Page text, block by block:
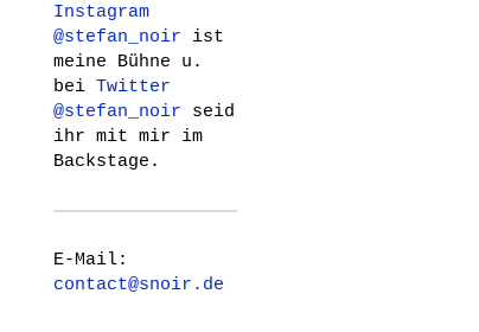
Instagram
@stefan_noir ist
meine Bühne u.
bei Twitter
@stefan_noir seid
ihr mit mir im
Backstage.
E-Mail:
contact@snoir.de